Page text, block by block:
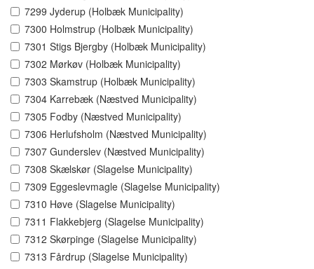
7299 Jyderup (Holbæk Municipality)
7300 Holmstrup (Holbæk Municipality)
7301 Stigs Bjergby (Holbæk Municipality)
7302 Mørkøv (Holbæk Municipality)
7303 Skamstrup (Holbæk Municipality)
7304 Karrebæk (Næstved Municipality)
7305 Fodby (Næstved Municipality)
7306 Herlufsholm (Næstved Municipality)
7307 Gunderslev (Næstved Municipality)
7308 Skælskør (Slagelse Municipality)
7309 Eggeslevmagle (Slagelse Municipality)
7310 Høve (Slagelse Municipality)
7311 Flakkebjerg (Slagelse Municipality)
7312 Skørpinge (Slagelse Municipality)
7313 Fårdrup (Slagelse Municipality)